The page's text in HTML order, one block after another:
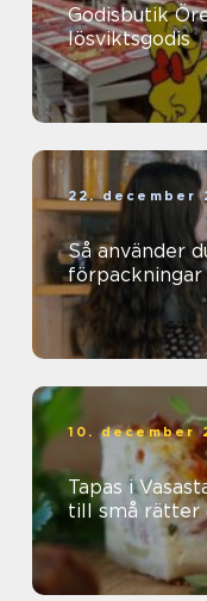
Godisbutik
lösviktsgodis
22. december
Så använder
10. december
Tapas i
till små rätter